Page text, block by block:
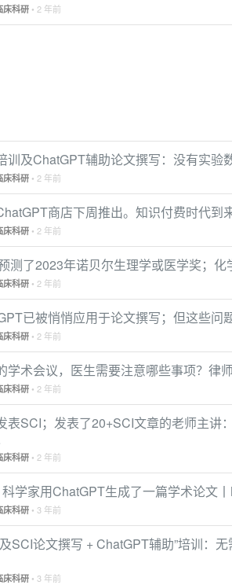
科研 • 2 年前
训及ChatGPT辅助论文撰写：没有实验
科研 • 2 年前
商店下周推出。知识付费时代到
科研 • 2 年前
测了2023年诺贝尔生理学或医学奖；化
科研 • 2 年前
已被悄悄应用于论文撰写；但这些问
科研 • 2 年前
学术会议，医生需要注意哪些事项？律
科研 • 2 年前
表SCI；发表了20+SCI文章的老师主讲
科研 • 2 年前
学家用ChatGPT生成了一篇学术论文
科研 • 3 年前
SCI论文撰写 + ChatGPT辅助”培训：
科研 • 3 年前